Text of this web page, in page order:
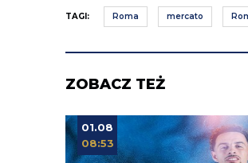
TAGI: Roma mercato
ZOBACZ TEŻ
01.08
08:53